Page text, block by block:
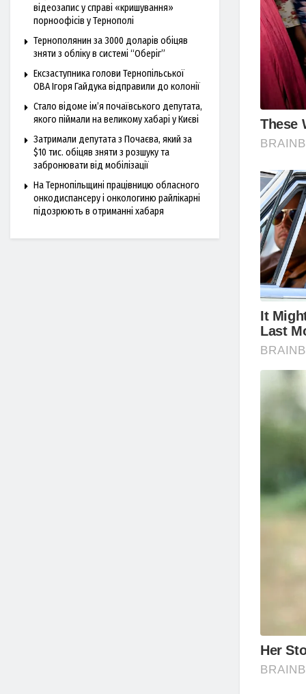
відеозапис у справі «кришування»
порноофісів у Тернополі
Тернополянин за 3000 доларів обіцяв
зняти з обліку в системі “Оберіг”
Ексзаступника голови Тернопільської
ОВА Ігоря Гайдука відправили до колонії
Стало відоме ім’я почаївського депутата,
якого піймали на великому хабарі у Києві
Затримали депутата з Почаєва, який за
$10 тис. обіцяв зняти з розшуку та
забронювати від мобілізації
На Тернопільщині працівницю обласного
онкодиспансеру і онкологиню райлікарні
підозрюють в отриманні хабаря